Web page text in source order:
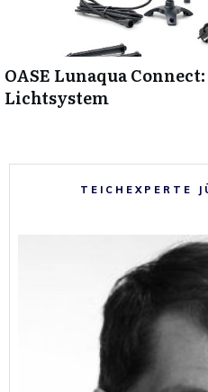
OASE Lunaqua
Lichtsystem
TEICHEXPERTE